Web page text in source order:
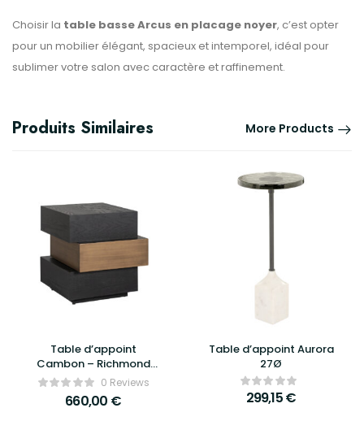
Choisir la table basse Arcus en placage noyer, c’est opter
pour un mobilier élégant, spacieux et intemporel, idéal pour
sublimer votre salon avec caractère et raffinement.
Produits Similaires More Products
Table d’appoint
Cambon – Richmond
Interiors0 Reviews
660,00 €
Table d’appoint Aurora
27Ø
299,15€